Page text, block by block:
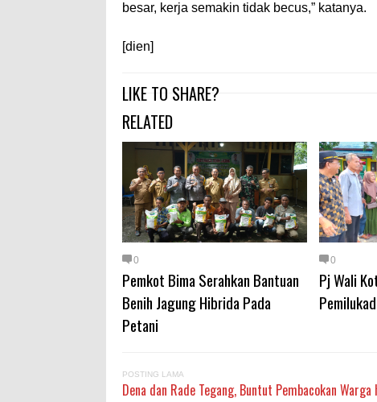
besar, kerja semakin tidak becus,” katanya.
[dien]
LIKE TO SHARE?
RELATED
0
Pemkot Bima Serahkan Bantuan
Benih Jagung Hibrida Pada
Petani
0
Pj Wali
POSTING LAMA
Dena dan Rade Tegang, Buntut Pembacokan Warga